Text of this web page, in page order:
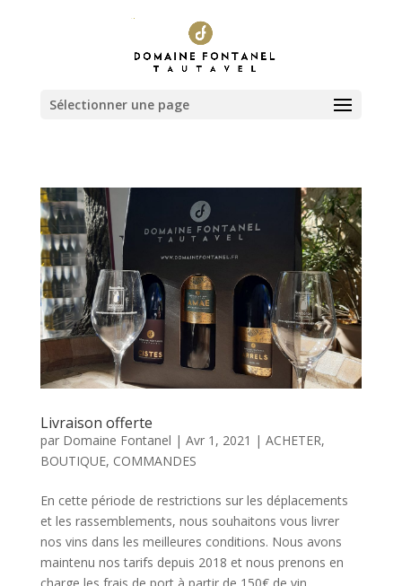
Sélectionner une page
Livraison offerte
par Domaine Fontanel | Avr 1, 2021 | ACHETER,
BOUTIQUE, COMMANDES
En cette période de restrictions sur les déplacements
et les rassemblements, nous souhaitons vous livrer
nos vins dans les meilleures conditions. Nous avons
maintenu nos tarifs depuis 2018 et nous prenons en